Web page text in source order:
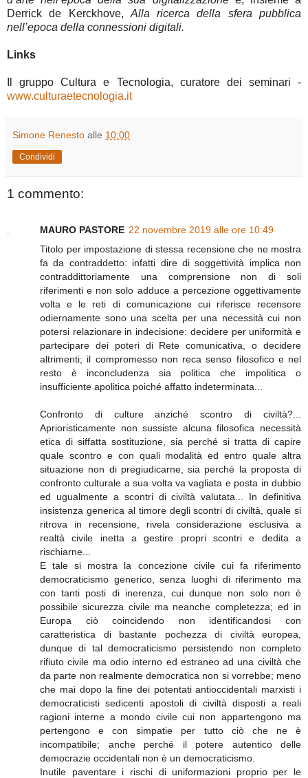
Derrick de Kerckhove, Alla ricerca della sfera pubblica
nell’epoca della connessioni digitali.
Links
Il gruppo Cultura e Tecnologia, curatore dei seminari -
www.culturaetecnologia.it
Simone Renesto alle 10:00
Condividi
1 commento:
MAURO PASTORE 22 novembre 2019 alle ore 10:49
Titolo per impostazione di stessa recensione che ne mostra
fa da contraddetto: infatti dire di soggettività implica non
contraddittoriamente una comprensione non di soli
riferimenti e non solo adduce a percezione oggettivamente
volta e le reti di comunicazione cui riferisce recensore
odiernamente sono una scelta per una necessità cui non
potersi relazionare in indecisione: decidere per uniformità e
partecipare dei poteri di Rete comunicativa, o decidere
altrimenti; il compromesso non reca senso filosofico e nel
resto è inconcludenza sia politica che impolitica o
insufficiente apolitica poiché affatto indeterminata...
Confronto di culture anziché scontro di civiltà?...
Aprioristicamente non sussiste alcuna filosofica necessità
etica di siffatta sostituzione, sia perché si tratta di capire
quale scontro e con quali modalità ed entro quale altra
situazione non di pregiudicarne, sia perché la proposta di
confronto culturale a sua volta va vagliata e posta in dubbio
ed ugualmente a scontri di civiltà valutata... In definitiva
insistenza generica al timore degli scontri di civiltà, quale si
ritrova in recensione, rivela considerazione esclusiva a
realtà civile inetta a gestire propri scontri e dedita a
rischiarne...
E tale si mostra la concezione civile cui fa riferimento
democraticismo generico, senza luoghi di riferimento ma
con tanti posti di inerenza, cui dunque non solo non è
possibile sicurezza civile ma neanche completezza; ed in
Europa ciò coincidendo non identificandosi con
caratteristica di bastante pochezza di civiltà europea,
dunque di tal democraticismo persistendo non completo
rifiuto civile ma odio interno ed estraneo ad una civiltà che
da parte non realmente democratica non si vorrebbe; meno
che mai dopo la fine dei potentati antioccidentali marxisti i
democraticisti sedicenti apostoli di civiltà disposti a reali
ragioni interne a mondo civile cui non appartengono ma
pertengono e con simpatie per tutto ciò che ne è
incompatibile; anche perché il potere autentico delle
democrazie occidentali non è un democraticismo.
Inutile paventare i rischi di uniformazioni proprio per le